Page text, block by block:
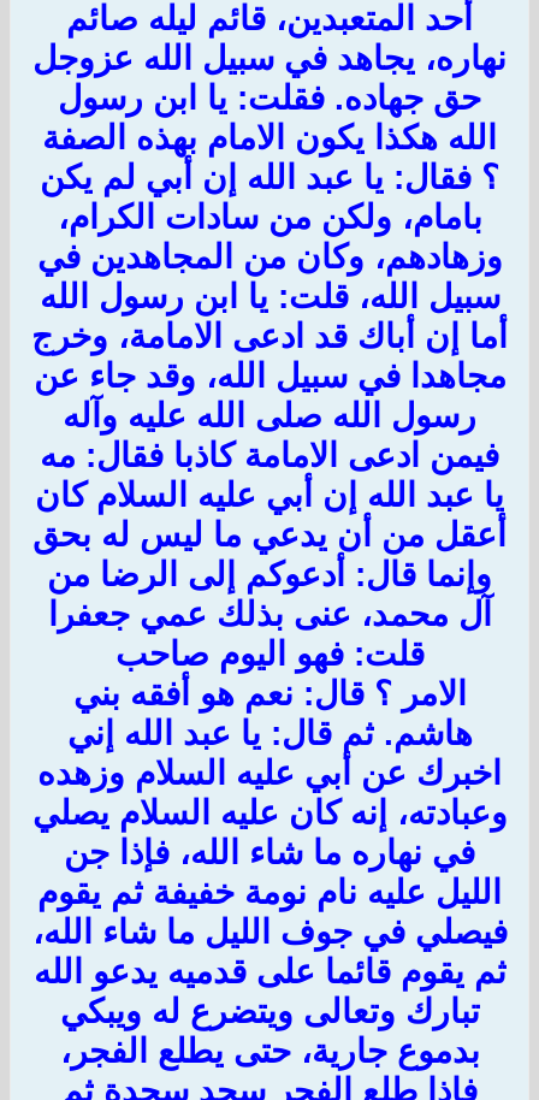
أحد المتعبدين، قائم ليله صائم
نهاره، يجاهد في سبيل الله عزوجل
حق جهاده. فقلت: يا ابن رسول
الله هكذا يكون الامام بهذه الصفة
؟ فقال: يا عبد الله إن أبي لم يكن
بامام، ولكن من سادات الكرام،
وزهادهم، وكان من المجاهدين في
سبيل الله، قلت: يا ابن رسول الله
أما إن أباك قد ادعى الامامة، وخرج
مجاهدا في سبيل الله، وقد جاء عن
رسول الله صلى الله عليه وآله
فيمن ادعى الامامة كاذبا فقال: مه
يا عبد الله إن أبي عليه السلام كان
أعقل من أن يدعي ما ليس له بحق
وإنما قال: أدعوكم إلى الرضا من
آل محمد، عنى بذلك عمي جعفرا
قلت: فهو اليوم صاحب
الامر ؟ قال: نعم هو أفقه بني
هاشم. ثم قال: يا عبد الله إني
اخبرك عن أبي عليه السلام وزهده
وعبادته، إنه كان عليه السلام يصلي
في نهاره ما شاء الله، فإذا جن
الليل عليه نام نومة خفيفة ثم يقوم
فيصلي في جوف الليل ما شاء الله،
ثم يقوم قائما على قدميه يدعو الله
تبارك وتعالى ويتضرع له ويبكي
بدموع جارية، حتى يطلع الفجر،
فإذا طلع الفجر سجد سجدة ثم